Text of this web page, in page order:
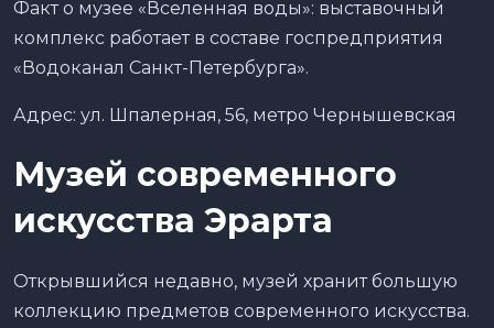
Факт о музее «Вселенная воды»: выставочный
комплекс работает в составе госпредприятия
«Водоканал Санкт-Петербурга».
Адрес: ул. Шпалерная, 56, метро Чернышевская
Музей современного
искусства Эрарта
Открывшийся недавно, музей хранит большую
коллекцию предметов современного искусства.